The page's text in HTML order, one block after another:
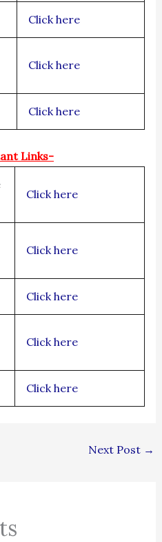
Click here
Click here
Click here
Links-
Click here
Click here
Click here
Click here
Click here
Next Post →